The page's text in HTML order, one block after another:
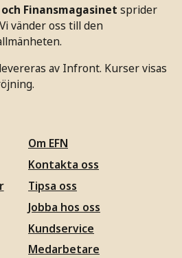
Finansmagasinet sprider
vänder oss till den
av Infront. Kurser visas
Om EFN
Kontakta oss
Tipsa oss
Jobba hos oss
Kundservice
Medarbetare